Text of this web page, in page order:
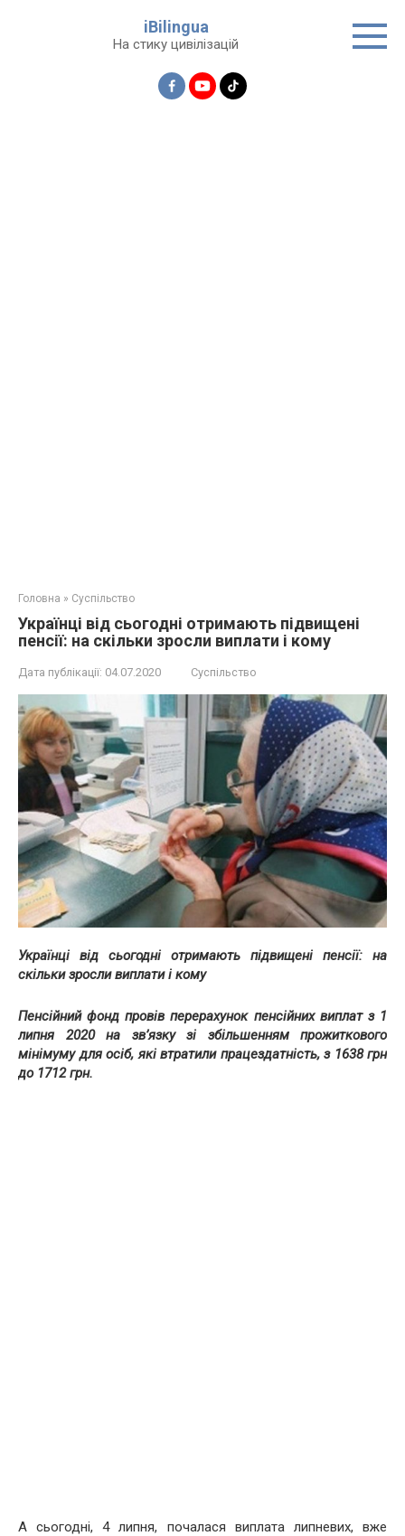
iBilingua
На стику цивілізацій
Головна » Суспільство
Українці від сьогодні отримають підвищені
пенсії: на скільки зросли виплати і кому
Дата публікації: 04.07.2020 Суспільство
Українці від сьогодні отримають підвищені пенсії: на
скільки зросли виплати і кому
Пенсійний фонд провів перерахунок пенсійних виплат з 1
липня 2020 на зв’язку зі збільшенням прожиткового
мінімуму для осіб, які втратили працездатність, з 1638 грн
до 1712 грн.
А сьогодні, 4 липня, почалася виплата липневих, вже